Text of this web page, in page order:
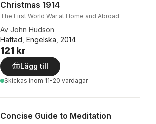
Christmas 1914
The First World War at Home and Abroad
Av John Hudson
Häftad, Engelska, 2014
121 kr
Lägg till
Skickas inom 11-20 vardagar
Concise Guide to Meditation